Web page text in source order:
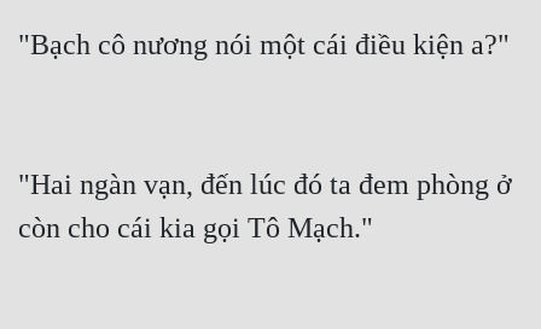
"Bạch cô nương nói một cái điều kiện a?"
"Hai ngàn vạn, đến lúc đó ta đem phòng ở
còn cho cái kia gọi Tô Mạch."